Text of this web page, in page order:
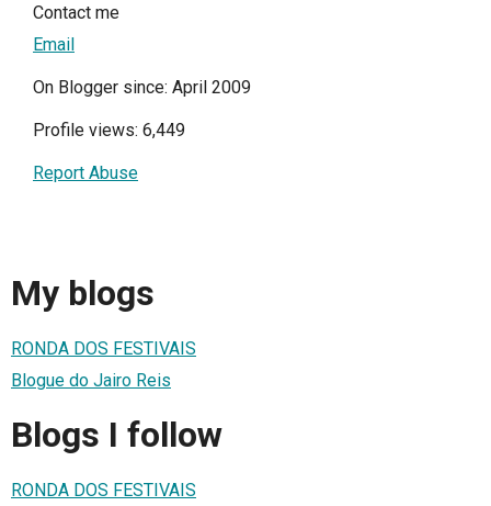
Contact me
Email
On Blogger since: April 2009
Profile views: 6,449
Report Abuse
My blogs
RONDA DOS FESTIVAIS
Blogue do Jairo Reis
Blogs I follow
RONDA DOS FESTIVAIS